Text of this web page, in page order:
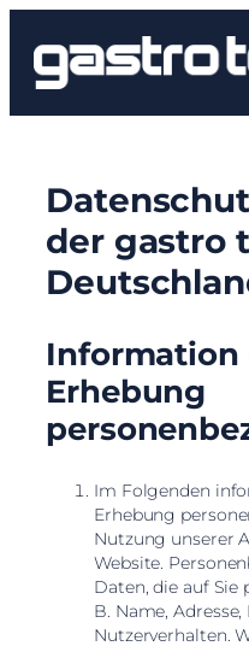
Inhalt
springen
der gastro
Information
Erhebung
Im Folgenden
Erhebung
Nutzung unserer
Website.
Daten, die auf Sie
B. Name,
Nutzerverhalten.